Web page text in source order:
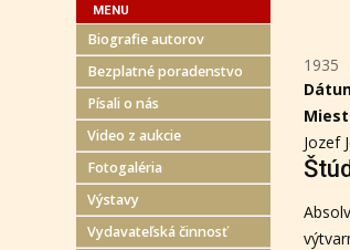
MENU
Biografie autorov
Bezplatné poradenstvo
Písali o nás
Video z aukcie
Fotogaléria
Výstavy
Vydavateľská činnosť
1935
Jozef